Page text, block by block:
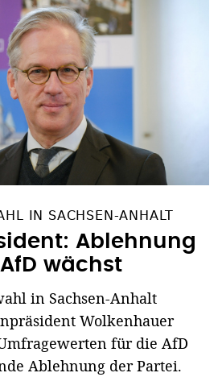
IN SACHSEN-ANHALT
Ablehnung
wächst
in Sachsen-Anhalt
Wolkenhauer
für die AfD
Ablehnung der Partei.